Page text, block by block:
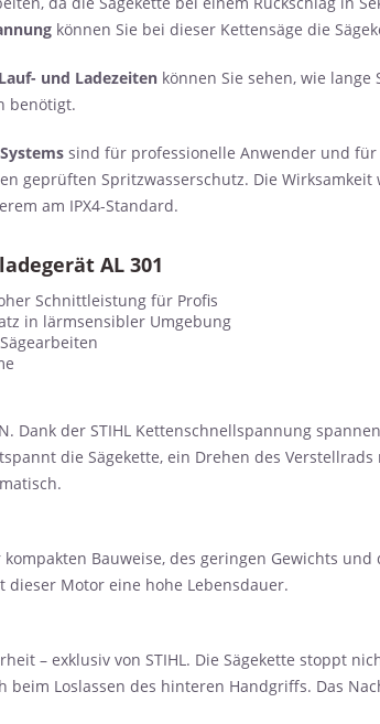
können Sie bei dieser Kettensäge die
und Ladezeiten können Sie sehen, wie lange
benötigt.
sind für professionelle Anwender und
geprüften Spritzwasserschutz. Die
am IPX4-Standard.
AL 301
Schnittleistung für Profis
in lärmsensibler Umgebung
Dank der STIHL Kettenschnellspannung
die Sägekette, ein Drehen des
kompakten Bauweise, des geringen Gewichts
Motor eine hohe Lebensdauer.
– exklusiv von STIHL. Die Sägekette stoppt
beim Loslassen des hinteren Handgriffs. Das